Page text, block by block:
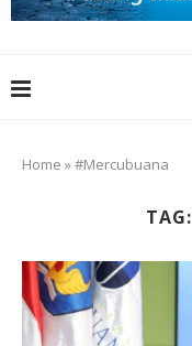
Home »#Mercubuana
TAG: